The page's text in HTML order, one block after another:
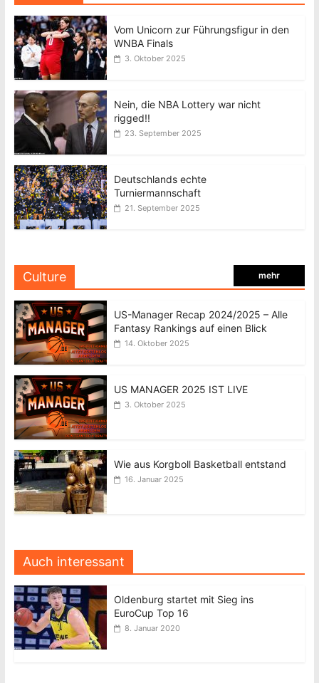
Vom Unicorn zur Führungsfigur in den
WNBA Finals
3. Oktober 2025
Nein, die NBA Lottery war nicht
rigged!!
23. September 2025
Deutschlands echte
Turniermannschaft
21. September 2025
Culture mehr
US-Manager Recap 2024/2025 – Alle
Fantasy Rankings auf einen Blick
14. Oktober 2025
US MANAGER 2025 IST LIVE
3. Oktober 2025
Wie aus Korgboll Basketball entstand
16. Januar 2025
Auch interessant
Oldenburg startet mit Sieg ins
EuroCup Top 16
8. Januar 2020